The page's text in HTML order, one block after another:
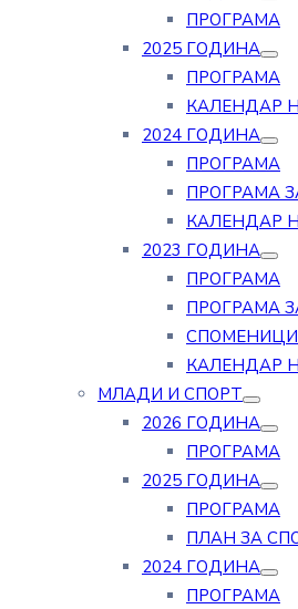
ПРОГРАМА
2025 ГОДИНА
ПРОГРАМА
КАЛЕНДАР
2024 ГОДИНА
ПРОГРАМА
ПРОГРАМА
КАЛЕНДАР
2023 ГОДИНА
ПРОГРАМА
ПРОГРАМА
КАЛЕНДАР
МЛАДИ И СПОРТ
2026 ГОДИНА
ПРОГРАМА
2025 ГОДИНА
ПРОГРАМА
ПЛАН ЗА
2024 ГОДИНА
ПРОГРАМА